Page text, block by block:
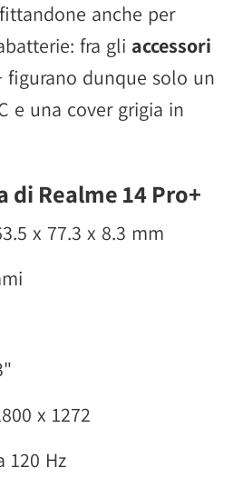
anche per
fra gli accessori
figurano dunque solo un
e una cover grigia in
di Realme 14 Pro+
x 77.3 x 8.3 mm
x 1272
120 Hz